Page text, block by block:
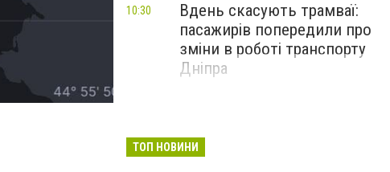
Вдень скасують трамваї:
пасажирів попередили про
зміни в роботі транспорту
Дніпра
10:30
ТОП НОВИНИ